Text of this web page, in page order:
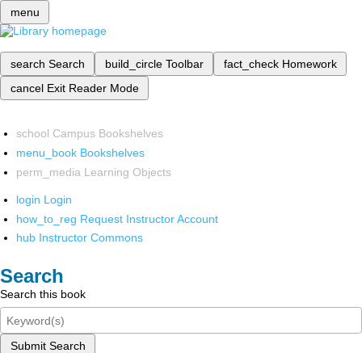
menu
search Search build_circle Toolbar fact_check Homework
cancel Exit Reader Mode
school Campus Bookshelves
menu_book Bookshelves
perm_media Learning Objects
login Login
how_to_reg Request Instructor Account
hub Instructor Commons
Search
Search this book
Submit Search